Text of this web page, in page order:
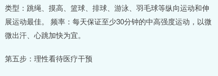
类型：跳绳、摸高、篮球、排球、游泳、羽毛球等纵向运动和伸
展运动最佳。 频率：每天保证至少30分钟的中高强度运动，以微
微出汗、心跳加快为宜。
第五步：理性看待医疗干预